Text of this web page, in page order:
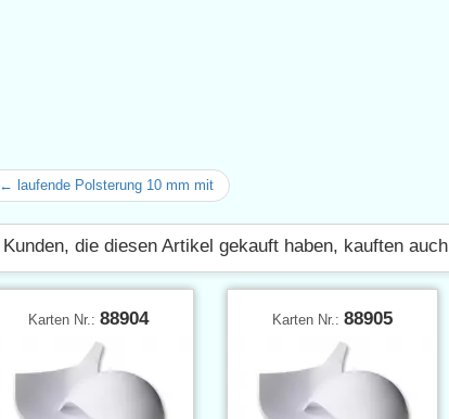
← laufende Polsterung 10 mm mit
Kunden, die diesen Artikel gekauft haben, kauften auch
Karten Nr.: 88904 Karten Nr.: 88905